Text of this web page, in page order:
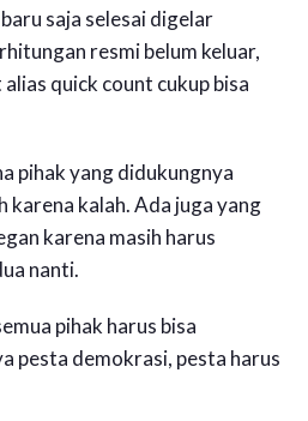
saja selesai digelar
resmi belum keluar,
quick count cukup bisa
pihak yang didukungnya
karena kalah. Ada juga yang
karena masih harus
nanti.
pihak harus bisa
pesta demokrasi, pesta harus